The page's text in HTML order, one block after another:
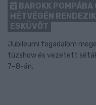
BAROKK POMPÁBA
HÉTVÉGÉN
ESKÜVŐT
Jubileumi fogadalom
tűzshow és vezetett
7–8-án.